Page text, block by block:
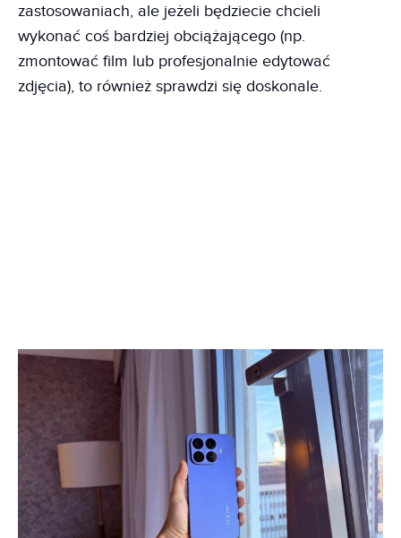
zastosowaniach, ale jeżeli będziecie chcieli
wykonać coś bardziej obciążającego (np.
zmontować film lub profesjonalnie edytować
zdjęcia), to również sprawdzi się doskonale.